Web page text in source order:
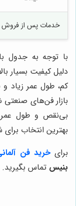
خدمات پس از فروش
با توجه به جدول
دلیل کیفیت بسیار
کم، طول عمر زیاد و
بازار فن‌های صنعتی
بی‌نقص و طول عمر
بهترین انتخاب
برایخرید فن
بنیس تماس بگیرید.